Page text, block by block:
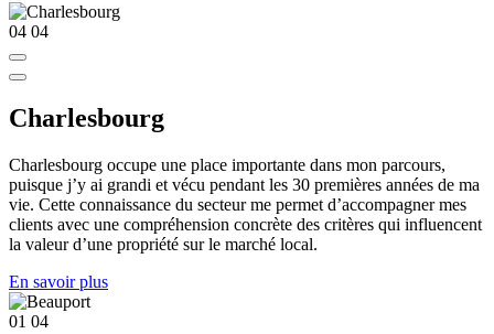
04 04
Charlesbourg
Charlesbourg occupe une place importante dans mon parcours,
puisque j’y ai grandi et vécu pendant les 30 premières années de ma
vie. Cette connaissance du secteur me permet d’accompagner mes
clients avec une compréhension concrète des critères qui influencent
la valeur d’une propriété sur le marché local.
En savoir plus
01 04